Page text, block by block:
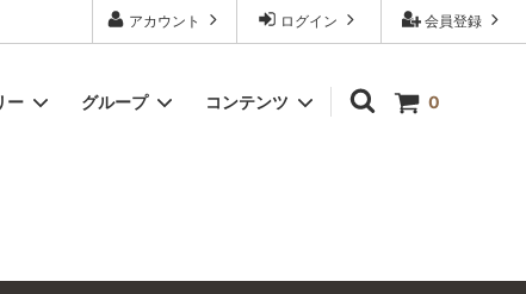
会員登録
ログイン
アカウント
0
ー グループ コンテンツ